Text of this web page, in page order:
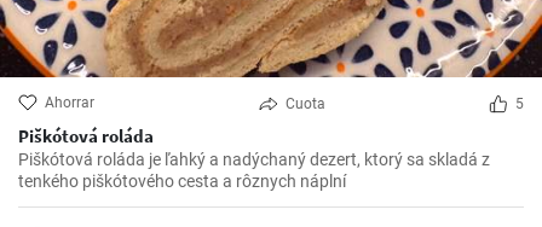
Ahorrar Cuota 5
Piškótová roláda
Piškótová roláda je ľahký a nadýchaný dezert, ktorý sa skladá z
tenkého piškótového cesta a rôznych náplní